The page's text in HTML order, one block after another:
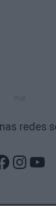
redes